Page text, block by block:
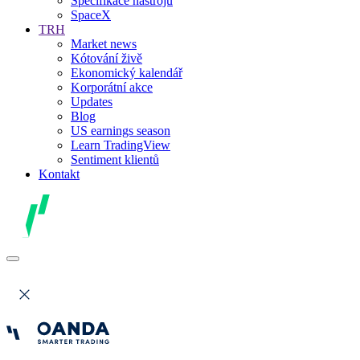
SpaceX
TRH
Market news
Kótování živě
Ekonomický kalendář
Korporátní akce
Updates
Blog
US earnings season
Learn TradingView
Sentiment klientů
Kontakt